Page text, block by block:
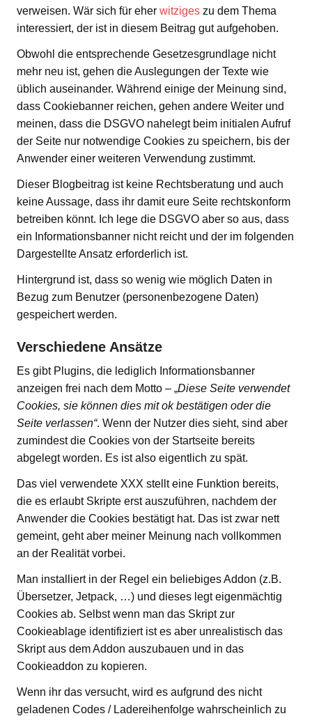
verweisen. Wär sich für eher witziges zu dem Thema
interessiert, der ist in diesem Beitrag gut aufgehoben.
Obwohl die entsprechende Gesetzesgrundlage nicht
mehr neu ist, gehen die Auslegungen der Texte wie
üblich auseinander. Während einige der Meinung sind,
dass Cookiebanner reichen, gehen andere Weiter und
meinen, dass die DSGVO nahelegt beim initialen Aufruf
der Seite nur notwendige Cookies zu speichern, bis der
Anwender einer weiteren Verwendung zustimmt.
Dieser Blogbeitrag ist keine Rechtsberatung und auch
keine Aussage, dass ihr damit eure Seite rechtskonform
betreiben könnt. Ich lege die DSGVO aber so aus, dass
ein Informationsbanner nicht reicht und der im folgenden
Dargestellte Ansatz erforderlich ist.
Hintergrund ist, dass so wenig wie möglich Daten in
Bezug zum Benutzer (personenbezogene Daten)
gespeichert werden.
Verschiedene Ansätze
Es gibt Plugins, die lediglich Informationsbanner
anzeigen frei nach dem Motto – „Diese Seite verwendet
Cookies, sie können dies mit ok bestätigen oder die
Seite verlassen“. Wenn der Nutzer dies sieht, sind aber
zumindest die Cookies von der Startseite bereits
abgelegt worden. Es ist also eigentlich zu spät.
Das viel verwendete XXX stellt eine Funktion bereits,
die es erlaubt Skripte erst auszuführen, nachdem der
Anwender die Cookies bestätigt hat. Das ist zwar nett
gemeint, geht aber meiner Meinung nach vollkommen
an der Realität vorbei.
Man installiert in der Regel ein beliebiges Addon (z.B.
Übersetzer, Jetpack, …) und dieses legt eigenmächtig
Cookies ab. Selbst wenn man das Skript zur
Cookieablage identifiziert ist es aber unrealistisch das
Skript aus dem Addon auszubauen und in das
Cookieaddon zu kopieren.
Wenn ihr das versucht, wird es aufgrund des nicht
geladenen Codes / Ladereihenfolge wahrscheinlich zu